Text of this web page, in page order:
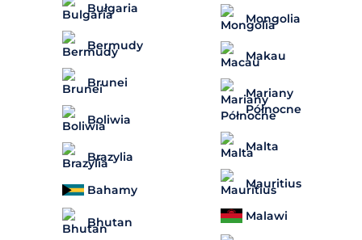
Bułgaria
Bermudy
Brunei
Boliwia
Brazylia
Bahamy
Bhutan
Mongolia
Makau
Mariany
Północne
Malta
Mauritius
Malawi